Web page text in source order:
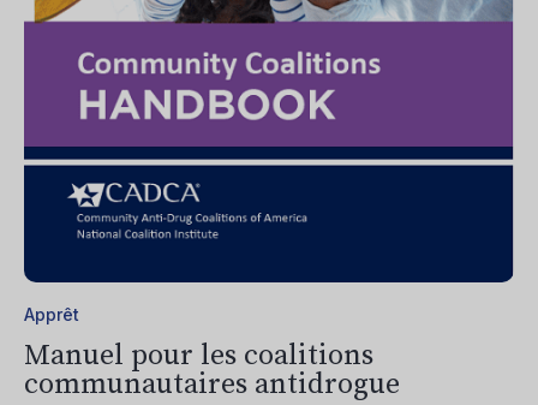
Apprêt
Manuel pour les coalitions
communautaires antidrogue